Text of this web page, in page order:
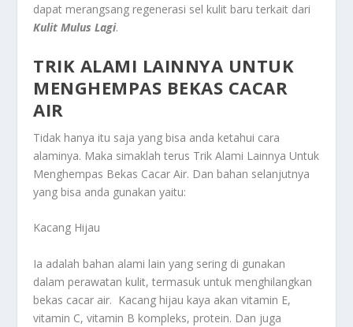
dapat merangsang regenerasi sel kulit baru terkait dari
Kulit Mulus Lagi.
TRIK ALAMI LAINNYA UNTUK
MENGHEMPAS BEKAS CACAR
AIR
Tidak hanya itu saja yang bisa anda ketahui cara
alaminya. Maka simaklah terus Trik Alami Lainnya Untuk
Menghempas Bekas Cacar Air. Dan bahan selanjutnya
yang bisa anda gunakan yaitu:
Kacang Hijau
Ia adalah bahan alami lain yang sering di gunakan
dalam perawatan kulit, termasuk untuk menghilangkan
bekas cacar air. Kacang hijau kaya akan vitamin E,
vitamin C, vitamin B kompleks, protein. Dan juga